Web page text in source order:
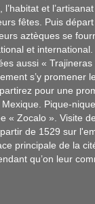
et
fêtes. Puis
aztèques se
et
aussi « Trajineras
s’y promener
pour une
Pique-
« Zocalo ». Visite
de 1529 sur
principale de la
qu’on leur